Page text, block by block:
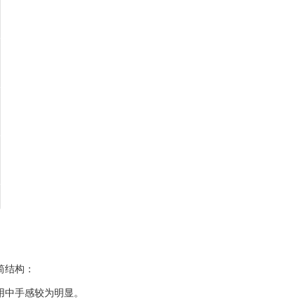
构：
手感较为明显。